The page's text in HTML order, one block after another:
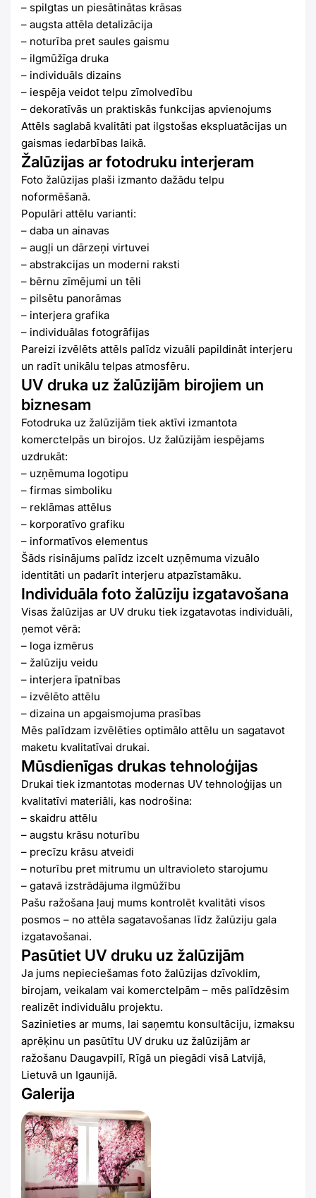
– spilgtas un piesātinātas krāsas
– augsta attēla detalizācija
– noturība pret saules gaismu
– ilgmūžīga druka
– individuāls dizains
– iespēja veidot telpu zīmolvedību
– dekoratīvās un praktiskās funkcijas apvienojums
Attēls saglabā kvalitāti pat ilgstošas ekspluatācijas un
gaismas iedarbības laikā.
Žalūzijas ar fotodruku interjeram
Foto žalūzijas plaši izmanto dažādu telpu
noformēšanā.
Populāri attēlu varianti:
– daba un ainavas
– augļi un dārzeņi virtuvei
– abstrakcijas un moderni raksti
– bērnu zīmējumi un tēli
– pilsētu panorāmas
– interjera grafika
– individuālas fotogrāfijas
Pareizi izvēlēts attēls palīdz vizuāli papildināt interjeru
un radīt unikālu telpas atmosfēru.
UV druka uz žalūzijām birojiem un
biznesam
Fotodruka uz žalūzijām tiek aktīvi izmantota
komerctelpās un birojos. Uz žalūzijām iespējams
uzdrukāt:
– uzņēmuma logotipu
– firmas simboliku
– reklāmas attēlus
– korporatīvo grafiku
– informatīvos elementus
Šāds risinājums palīdz izcelt uzņēmuma vizuālo
identitāti un padarīt interjeru atpazīstamāku.
Individuāla foto žalūziju izgatavošana
Visas žalūzijas ar UV druku tiek izgatavotas individuāli,
ņemot vērā:
– loga izmērus
– žalūziju veidu
– interjera īpatnības
– izvēlēto attēlu
– dizaina un apgaismojuma prasības
Mēs palīdzam izvēlēties optimālo attēlu un sagatavot
maketu kvalitatīvai drukai.
Mūsdienīgas drukas tehnoloģijas
Drukai tiek izmantotas modernas UV tehnoloģijas un
kvalitatīvi materiāli, kas nodrošina:
– skaidru attēlu
– augstu krāsu noturību
– precīzu krāsu atveidi
– noturību pret mitrumu un ultravioleto starojumu
– gatavā izstrādājuma ilgmūžību
Pašu ražošana ļauj mums kontrolēt kvalitāti visos
posmos – no attēla sagatavošanas līdz žalūziju gala
izgatavošanai.
Pasūtiet UV druku uz žalūzijām
Ja jums nepieciešamas foto žalūzijas dzīvoklim,
birojam, veikalam vai komerctelpām – mēs palīdzēsim
realizēt individuālu projektu.
Sazinieties ar mums, lai saņemtu konsultāciju, izmaksu
aprēķinu un pasūtītu UV druku uz žalūzijām ar
ražošanu Daugavpilī, Rīgā un piegādi visā Latvijā,
Lietuvā un Igaunijā.
Galerija